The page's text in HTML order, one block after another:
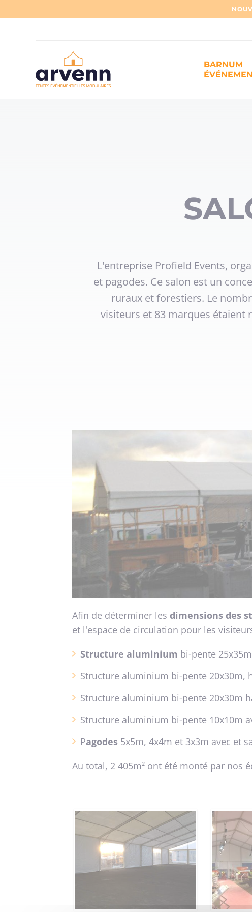
BARNUM
L'entreprise Profield Events,
et pagodes. Ce salon est un
ruraux et forestiers. Le
visiteurs et 83 marques étaient
Afin de déterminer les dimensions des
et l'espace de circulation pour les
Structure aluminium bi-pente
Structure aluminium bi-pente 20x30m,
Structure aluminium bi-pente 20x30m
Structure aluminium bi-pente 10x10m
Pagodes 5x5m, 4x4m et 3x3m avec et
Au total, 2 405m² ont été monté par nos